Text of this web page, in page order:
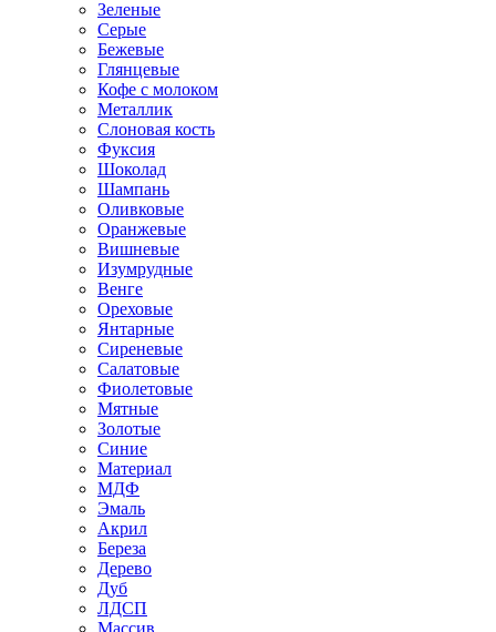
Зеленые
Серые
Бежевые
Глянцевые
Кофе с молоком
Металлик
Слоновая кость
Фуксия
Шоколад
Шампань
Оливковые
Оранжевые
Вишневые
Изумрудные
Венге
Ореховые
Янтарные
Сиреневые
Салатовые
Фиолетовые
Мятные
Золотые
Синие
Материал
МДФ
Эмаль
Акрил
Береза
Дерево
Дуб
ЛДСП
Массив